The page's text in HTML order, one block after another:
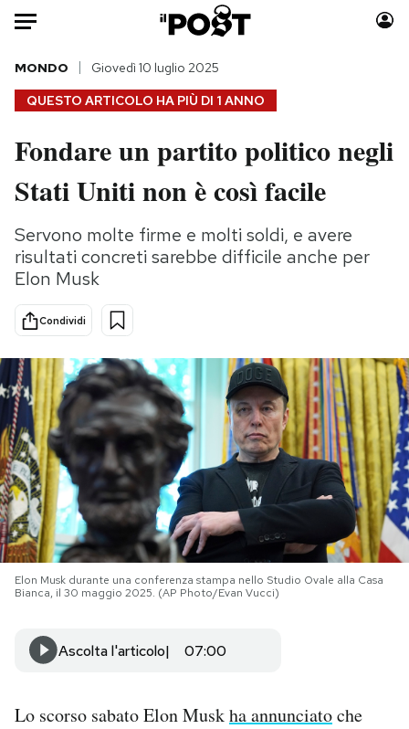
Auto
HOME
Italia
Politica
Tecnologia
Internet
Scienza
Cultura
Economia
Sport
Moda
Libri
Consumismi
Storie/Idee
Ok Boomer!
Mondiali calcio 2026
PODCAST
NEWSLETTER
I MIEI PREFERITI
QUESTO ARTICOLO HA PIÙ DI 1 ANNO
MONDO Giovedì 10 luglio 2025
Fondare un partito politico negli
Stati Uniti non è così facile
Servono molte firme e molti soldi, e avere
risultati concreti sarebbe difficile anche per
Elon Musk
Condividi
Elon Musk durante una conferenza stampa nello Studio Ovale alla Casa
Bianca, il 30 maggio 2025. (AP Photo/Evan Vucci)
Ascolta l'articolo 07:00
Lo scorso sabato Elon Muskha annunciatoche